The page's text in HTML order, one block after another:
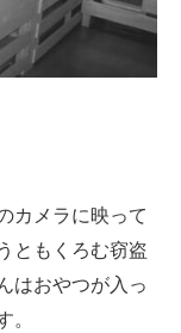
カメラに映って
ともくろむ窃盗
おやつが入っ
。